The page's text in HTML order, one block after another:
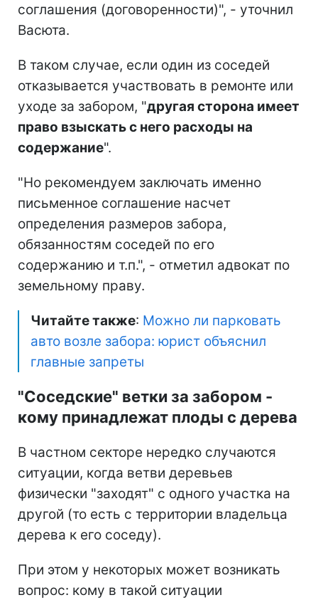
соглашения (договоренности)", - уточнил
Васюта.
В таком случае, если один из соседей
отказывается участвовать в ремонте или
уходе за забором, "другая сторона имеет
право взыскать с него расходы на
содержание".
"Но рекомендуем заключать именно
письменное соглашение насчет
определения размеров забора,
обязанностям соседей по его
содержанию и т.п.", - отметил адвокат по
земельному праву.
Читайте также: Можно ли парковать
авто возле забора: юрист объяснил
главные запреты
"Соседские" ветки за забором -
кому принадлежат плоды с дерева
В частном секторе нередко случаются
ситуации, когда ветви деревьев
физически "заходят" с одного участка на
другой (то есть с территории владельца
дерева к его соседу).
При этом у некоторых может возникать
вопрос: кому в такой ситуации